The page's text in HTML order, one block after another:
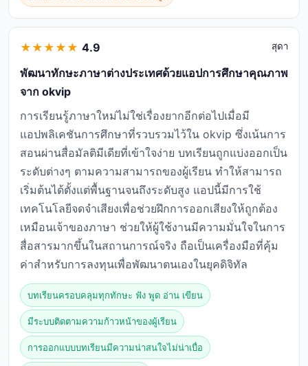
★ ★ ★ ★ ★ 4.9 สุดา
พัฒนาทักษะภาษาต่างประเทศด้วยแอปการศึกษาคุณภาพ
จาก okvip
การเรียนรู้ภาษาใหม่ไม่ใช่เรื่องยากอีกต่อไปเมื่อมี
แอปพลิเคชันการศึกษาที่รวบรวมไว้ใน okvip ซึ่งเน้นการ
สอนผ่านสื่อมัลติมีเดียที่เข้าใจง่าย บทเรียนถูกแบ่งออกเป็น
ระดับต่างๆ ตามความสามารถของผู้เรียน ทำให้สามารถ
เริ่มต้นได้ตั้งแต่พื้นฐานจนถึงระดับสูง แอปนี้มีการใช้
เทคโนโลยีจดจำเสียงเพื่อช่วยฝึกการออกเสียงให้ถูกต้อง
เหมือนเจ้าของภาษา ช่วยให้ผู้ใช้งานมีความมั่นใจในการ
สื่อสารมากขึ้นในสถานการณ์จริง ถือเป็นเครื่องมือที่คุ้ม
ค่าสำหรับการลงทุนเพื่อพัฒนาตนเองในยุคดิจิทัล
บทเรียนครอบคลุมทุกทักษะ ฟัง พูด อ่าน เขียน
มีระบบติดตามความก้าวหน้าของผู้เรียน
การออกแบบบทเรียนมีความน่าสนใจไม่น่าเบื่อ